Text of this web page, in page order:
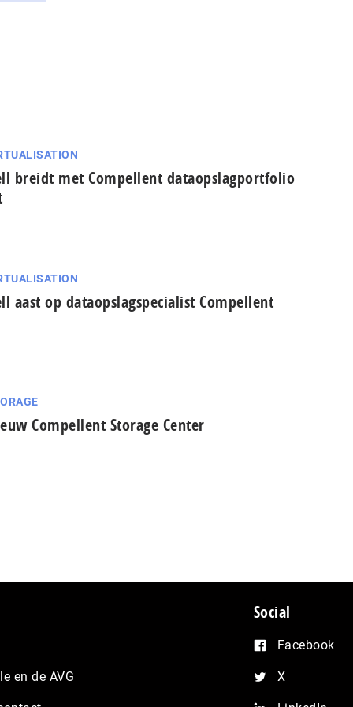
breidt met Compellent dataopslagportfolio
aast op dataopslagspecialist Compellent
Compellent Storage Center
en de AVG
Social
Facebook
X